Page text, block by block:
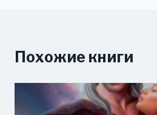
Похожие книги